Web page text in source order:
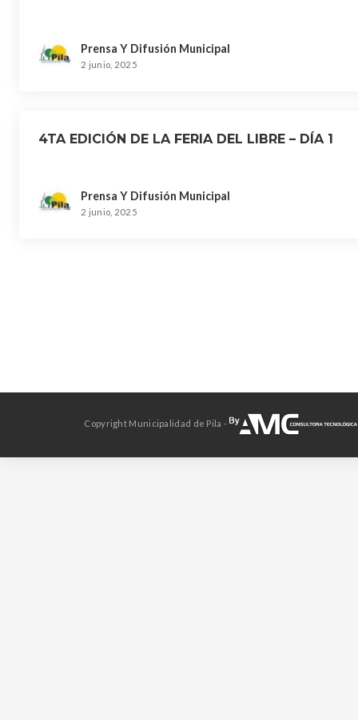
Prensa Y Difusión Municipal
2 junio, 2025
4TA EDICIÓN DE LA FERIA DEL LIBRE – DÍA 1
Prensa Y Difusión Municipal
2 junio, 2025
Copyright Municipalidad de Pila -